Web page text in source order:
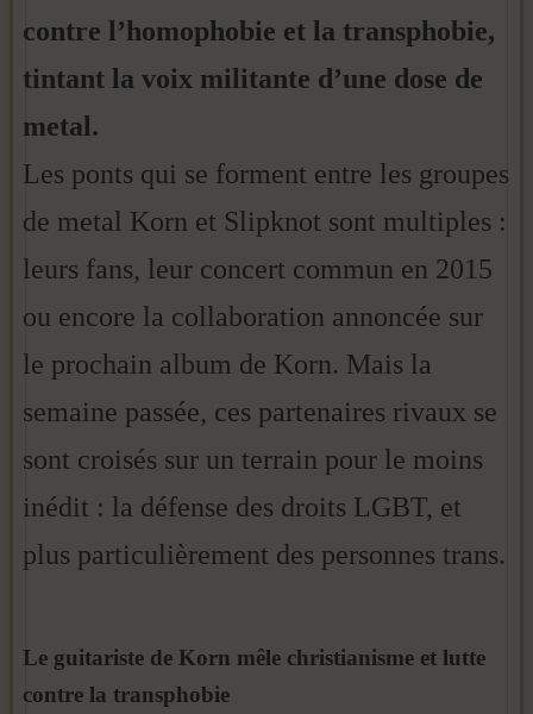
contre l’homophobie et la transphobie,
tintant la voix militante d’une dose de
metal.
Les ponts qui se forment entre les groupes
de metal Korn et Slipknot sont multiples :
leurs fans, leur concert commun en 2015
ou encore la collaboration annoncée sur
le prochain album de Korn. Mais la
semaine passée, ces partenaires rivaux se
sont croisés sur un terrain pour le moins
inédit : la défense des droits LGBT, et
plus particulièrement des personnes trans.
Le guitariste de Korn mêle christianisme et lutte
contre la transphobie